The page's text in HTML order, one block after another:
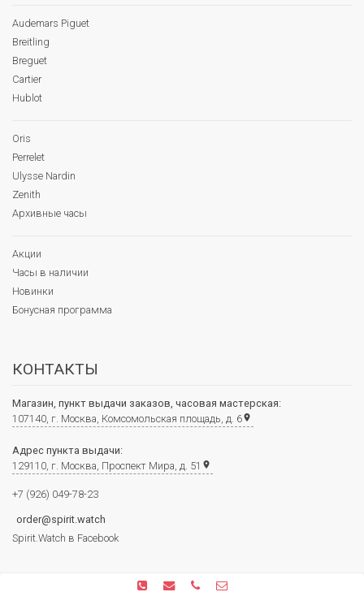
Audemars Piguet
Breitling
Breguet
Cartier
Hublot
Oris
Perrelet
Ulysse Nardin
Zenith
Архивные часы
Акции
Часы в наличии
Новинки
Бонусная программа
КОНТАКТЫ
Магазин, пункт выдачи заказов, часовая мастерская:
107140, г. Москва, Комсомольская площадь, д. 6place
Адрес пункта выдачи:
129110, г. Москва, Проспект Мира, д. 51 place
+7 (926) 049-78-23
order@spirit.watch
Spirit.Watch в Facebook